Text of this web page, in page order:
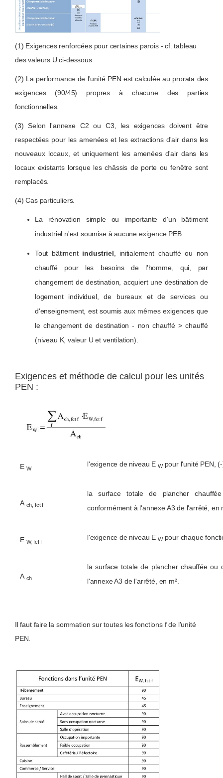
(1) Exigences renforcées pour certaines parois - cf. tableau
des valeurs U ci-dessous
(2) La performance de l'unité PEN est calculée au prorata des
exigences (90/45) propres à chacune des parties
fonctionnelles.
(3) Selon l'annexe C2 ou C3, les exigences doivent être
respectées pour les amenées et les extractions d'air dans les
nouveaux locaux, et uniquement les amenées d'air dans les
locaux existants lorsque les châssis de porte ou fenêtre sont
remplacés.
(4) Cas particuliers.
La rénovation simple ou importante d'un bâtiment
industriel n'est soumise à aucune exigence PEB.
Tout bâtiment industriel , initialement chauffé ou non
chauffé pour les besoins de l'homme, qui, par
changement de destination, acquiert une destination de
logement individuel, de bureaux et de services ou
d'enseignement, est soumis aux mêmes exigences que
le changement de destination - non chauffé > chauffé
(niveau K, valeur U et ventilation).
Exigences et méthode de calcul pour les unités
PEN :
E W
l'exigence de niveau E Wpour l'unité PEN,
A ch, fct f
la surface totale de plancher
conformément à l'annexe A3 de l'arrêté, en
E W, fcf f
l'exigence de niveau E Wpour chaque
A ch
la surface totale de plancher chauffée ou
l'annexe A3 de l'arrêté, en m².
Il faut faire la sommation sur toutes les fonctions f de l'unité
PEN.